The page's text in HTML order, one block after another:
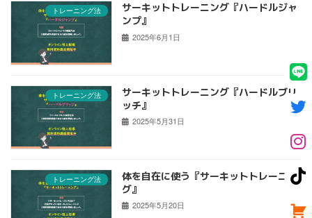
トレーニング法
サーキットトレーニング『ハードルジャ
ンプ』
2025年6月1日
トレーニング法
サーキットトレーニング『ハードルブリ
ッチ』
2025年5月31日
トレーニング法
体を自在に使う『サーキットトレーニン
グ』
2025年5月20日